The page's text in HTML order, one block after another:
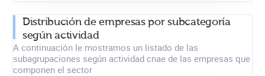
Distribución de empresas por subcategoría
según actividad
A continuación le mostramos un listado de las
subagrupaciones según actividad cnae de las empresas que
componen el sector